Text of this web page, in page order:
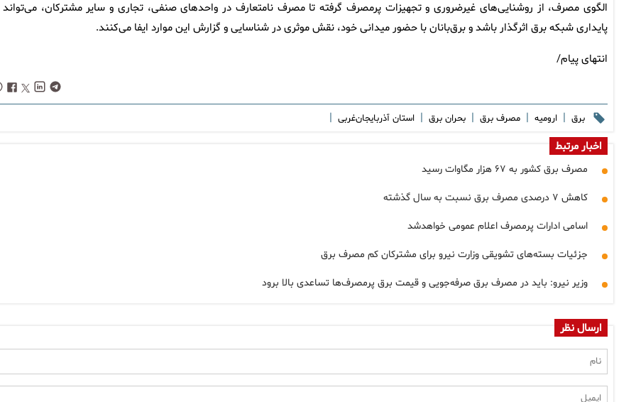
الگوی مصرف، از روشنایی‌های غیرضروری و تجهیزات پرمصرف گرفته تا مصرف نامتعارف در واحدهای صنفی، تجاری و سایر مشترکان، می‌تواند
پایداری شبکه برق اثرگذار باشد و برق‌بانان با حضور میدانی خود، نقش موثری در شناسایی و گزارش این موارد ایفا می‌کنند.
انتهای پیام/
برق | ارومیه | مصرف برق | بحران برق | استان آذربایجان‌غربی |
اخبار مرتبط
مصرف برق کشور به ۶۷ هزار مگاوات رسید
کاهش ۷ درصدی مصرف برق نسبت به سال گذشته
اسامی ادارات پرمصرف اعلام عمومی خواهدشد
جزئیات بسته‌های تشویقی وزارت نیرو برای مشترکان کم مصرف برق
وزیر نیرو: باید در مصرف برق صرفه‌جویی و قیمت برق پرمصرف‌ها تساعدی بالا برود
ارسال نظر